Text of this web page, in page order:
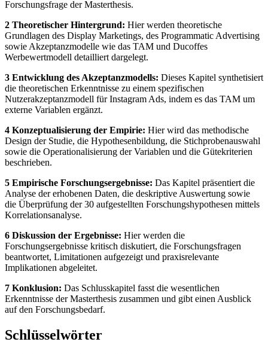
Forschungsfrage der Masterthesis.
2 Theoretischer Hintergrund: Hier werden theoretische
Grundlagen des Display Marketings, des Programmatic Advertising
sowie Akzeptanzmodelle wie das TAM und Ducoffes
Werbewertmodell detailliert dargelegt.
3 Entwicklung des Akzeptanzmodells: Dieses Kapitel synthetisiert
die theoretischen Erkenntnisse zu einem spezifischen
Nutzerakzeptanzmodell für Instagram Ads, indem es das TAM um
externe Variablen ergänzt.
4 Konzeptualisierung der Empirie: Hier wird das methodische
Design der Studie, die Hypothesenbildung, die Stichprobenauswahl
sowie die Operationalisierung der Variablen und die Gütekriterien
beschrieben.
5 Empirische Forschungsergebnisse: Das Kapitel präsentiert die
Analyse der erhobenen Daten, die deskriptive Auswertung sowie
die Überprüfung der 30 aufgestellten Forschungshypothesen mittels
Korrelationsanalyse.
6 Diskussion der Ergebnisse: Hier werden die
Forschungsergebnisse kritisch diskutiert, die Forschungsfragen
beantwortet, Limitationen aufgezeigt und praxisrelevante
Implikationen abgeleitet.
7 Konklusion: Das Schlusskapitel fasst die wesentlichen
Erkenntnisse der Masterthesis zusammen und gibt einen Ausblick
auf den Forschungsbedarf.
Schlüsselwörter